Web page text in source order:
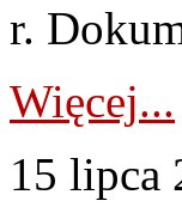
r.
Więcej...
15 lipca